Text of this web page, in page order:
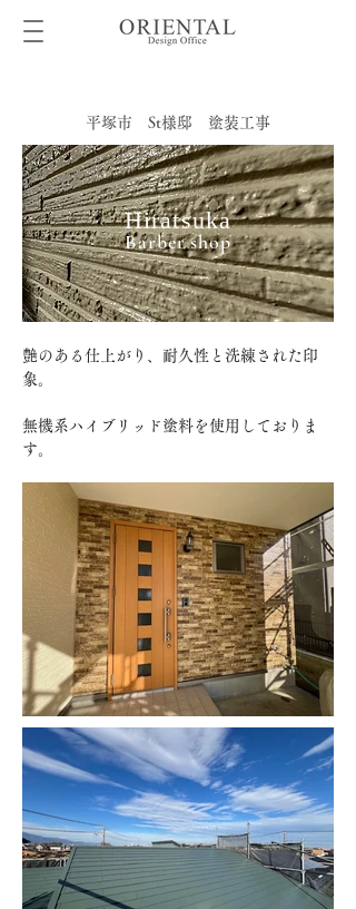
平塚市 St様邸 塗装工事
Barber shop
Hiratsuka
艶のある仕上がり、耐久性と洗練された印
象。
無機系ハイブリッド塗料を使用しておりま
す。